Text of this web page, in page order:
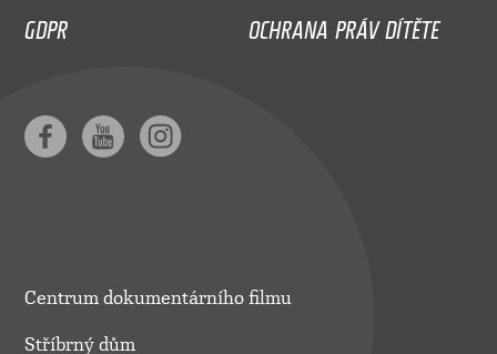
GDPR
OCHRANA PRÁV DÍTĚTE
Centrum dokumentárního filmu
Stříbrný dům